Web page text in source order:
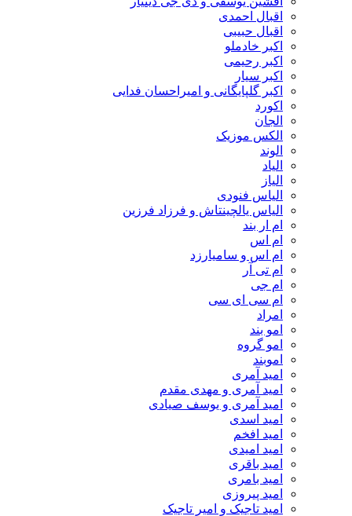
اقبال احمدی
اقبال حبیبی
اکبر خادملو
اکبر رحیمی
اکبر سیار
اکبر گلپایگانی و امیراحسان فدایی
اکورد
الجان
الکس موزیک
الوند
الیاد
الیاز
الیاس فنودی
الیاس یالچینتاش و فرزاد فرزین
ام‌ ار بند
ام اس
ام اس و سامیارزد
ام تی آر
ام جی
ام سی ای سی
امراد
امو بند
امو گروه
اموبند
امید آمری
امید آمری و مهدی مقدم
امید آمری و یوسف صیادی
امید اسدی
امید افخم
امید امیدی
امید باقری
امید بامری
امید پیروزی
امید تاجیک و امیر تاجیک